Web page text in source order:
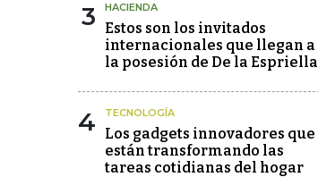
3 HACIENDA
Estos son los invitados
internacionales que llegan a
la posesión de De la Espriella
4 TECNOLOGÍA
Los gadgets innovadores que
están transformando las
tareas cotidianas del hogar